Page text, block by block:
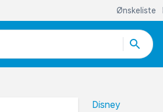
Ønskeliste
Disney